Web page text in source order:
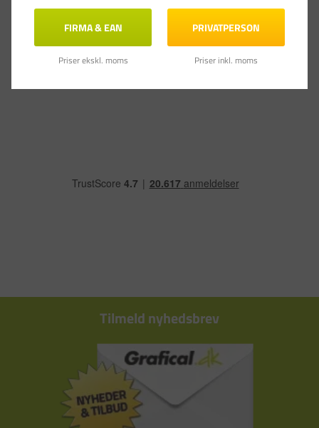
Var denne anmeldelse til hjælp?
Tilmeld nyhedsbrev
FIRMA & EAN
Priser ekskl. moms
PRIVATPERSON
Priser inkl. moms